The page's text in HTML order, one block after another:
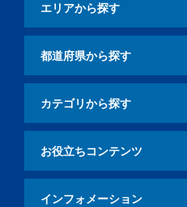
エリアから探す
都道府県から探す
カテゴリから探す
お役立ちコンテンツ
インフォメーション